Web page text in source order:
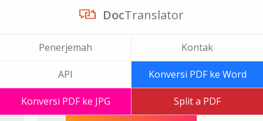
DocTranslator
Penerjemah Kontak
API Konversi PDF ke Word
Konversi PDF ke JPG Split a PDF